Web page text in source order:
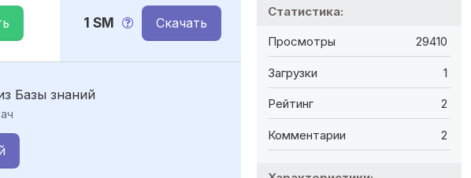
1 SM Скачать
Базы знаний
Статистика:
Просмотры 29410
Загрузки 1
Рейтинг 2
Комментарии 2